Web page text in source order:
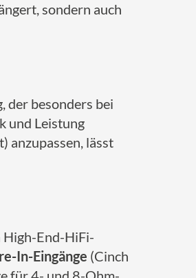
sondern auch
der besonders bei
und Leistung
anzupassen, lässt
High-End-HiFi-
In-Eingänge (Cinch